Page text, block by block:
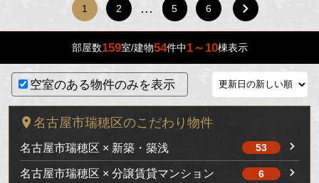
1 2 … 5 6
部屋数159室/建物54件中1～10棟表示
空室のある物件のみを表示
名古屋市瑞穂区のこだわり物件
名古屋市瑞穂区 × 新築・築浅 53
名古屋市瑞穂区 × 分譲賃貸マンション 6